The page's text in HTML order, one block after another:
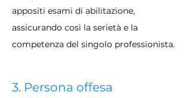
appositi esami di abilitazione,
assicurando così la serietà e la
competenza del singolo professionista.
3. Persona offesa